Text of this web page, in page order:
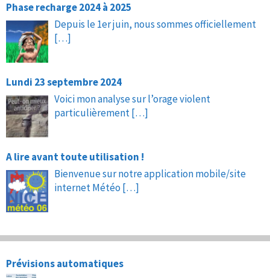
Phase recharge 2024 à 2025
Depuis le 1er juin, nous sommes officiellement
[…]
Lundi 23 septembre 2024
Voici mon analyse sur l’orage violent
particulièrement[…]
A lire avant toute utilisation !
Bienvenue sur notre application mobile/site
internet Météo […]
Prévisions automatiques